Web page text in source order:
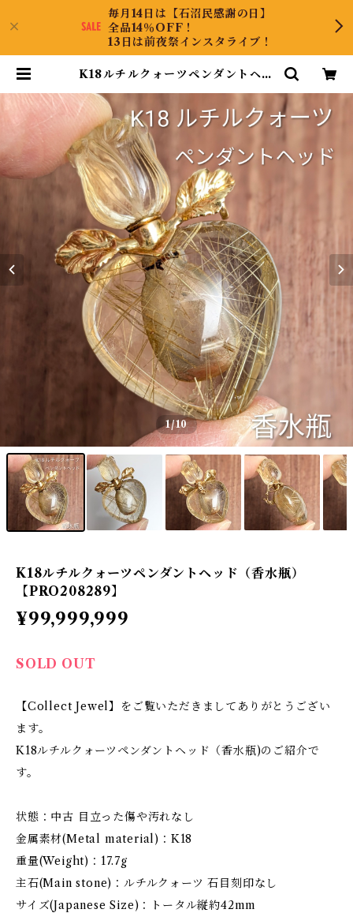
毎月14日は【石沼民感謝の日】
全品14％OFF！
13日は前夜祭インスタライブ！
K18ルチルクォーツペンダントヘッ
1/10
K18ルチルクォーツペンダントヘッド（香水瓶）
【PRO208289】
¥99,999,999
SOLD OUT
【Collect Jewel】をご覧いただきましてありがとうござい
ます。
K18ルチルクォーツペンダントヘッド（香水瓶)のご紹介で
す。
状態：中古 目立った傷や汚れなし
金属素材(Metal material)：K18
重量(Weight)：17.7g
主石(Main stone)：ルチルクォーツ 石目刻印なし
サイズ(Japanese Size)：トータル縦約42mm